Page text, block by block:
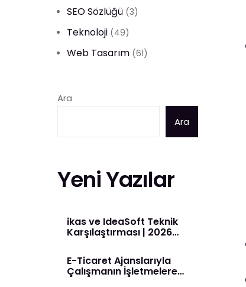
SEO Sözlüğü (3)
Teknoloji (49)
Web Tasarım (61)
Ara
Ara
Yeni Yazılar
ikas ve IdeaSoft Teknik
Karşılaştırması | 2026
E-Ticaret Ajanslarıyla
Çalışmanın İşletmelere